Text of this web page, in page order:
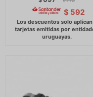
$ 592